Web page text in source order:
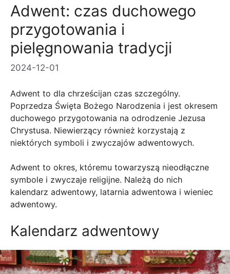
Adwent: czas duchowego
przygotowania i
pielęgnowania tradycji
2024-12-01
Adwent to dla chrześcijan czas szczególny.
Poprzedza Święta Bożego Narodzenia i jest okresem
duchowego przygotowania na odrodzenie Jezusa
Chrystusa. Niewierzący również korzystają z
niektórych symboli i zwyczajów adwentowych.
Adwent to okres, któremu towarzyszą nieodłączne
symbole i zwyczaje religijne. Należą do nich
kalendarz adwentowy, latarnia adwentowa i wieniec
adwentowy.
Kalendarz adwentowy